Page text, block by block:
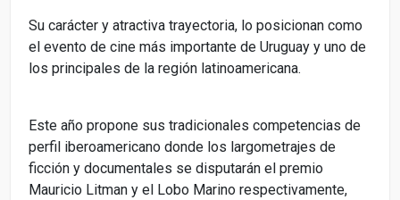
Su carácter y atractiva trayectoria, lo posicionan como
el evento de cine más importante de Uruguay y uno de
los principales de la región latinoamericana.
Este año propone sus tradicionales competencias de
perfil iberoamericano donde los largometrajes de
ficción y documentales se disputarán el premio
Mauricio Litman y el Lobo Marino respectivamente,